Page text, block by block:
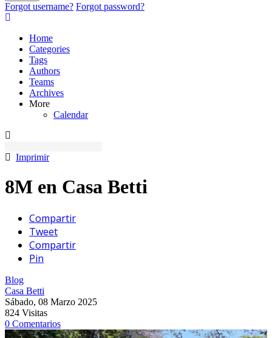
Forgot username? Forgot password?
Home
Categories
Tags
Authors
Teams
Archives
More
Calendar
Imprimir
8M en Casa Betti
Compartir
Tweet
Compartir
Pin
Blog
Casa Betti
Sábado, 08 Marzo 2025
824 Visitas
0 Comentarios